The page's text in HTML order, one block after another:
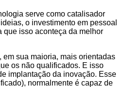
serve como catalisador
o investimento em pessoal
que isso aconteça da melhor
em sua maioria, mais orientadas
os não qualificados. E isso
implantação da inovação. Esse
normalmente é capaz de